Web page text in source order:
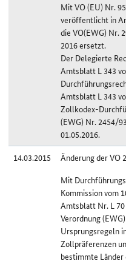
Mit VO (EU) Nr.
veröffentlicht in
die VO(EWG) Nr.
2016 ersetzt.
Der Delegierte
Amtsblatt L 343
Amtsblatt L 343
Zollkodex-
(EWG) Nr. 2454/
01.05.2016.
14.03.2015
Änderung der VO
Mit
Kommission vom
Amtsblatt Nr. L 70
Verordnung
Ursprungsregeln
Zollpräferenzen
bestimmte